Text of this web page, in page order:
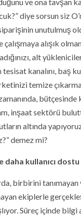
diye sorsun siz
unutulmuş
alışık
alt
kanalını,
temize
inşaat sektörü
altında
demez mi?
kullanıcı dostu
birbirini tanımayan
ekiplerle
Süreç içinde